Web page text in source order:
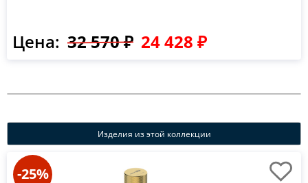
Цена: 32 570 ₽ 24 428 ₽
Изделия из этой коллекции
-25%